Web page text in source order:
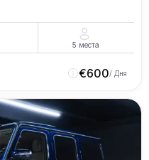
5 места
€600/ Дня